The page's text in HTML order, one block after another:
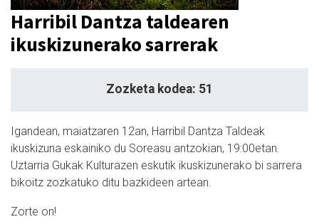
Harribil Dantza taldearen
ikuskizunerako sarrerak
Zozketa kodea: 51
Igandean, maiatzaren 12an, Harribil Dantza Taldeak
ikuskizuna eskainiko du Soreasu antzokian, 19:00etan.
Uztarria Gukak Kulturazen eskutik ikuskizunerako bi sarrera
bikoitz zozkatuko ditu bazkideen artean.
Zorte on!